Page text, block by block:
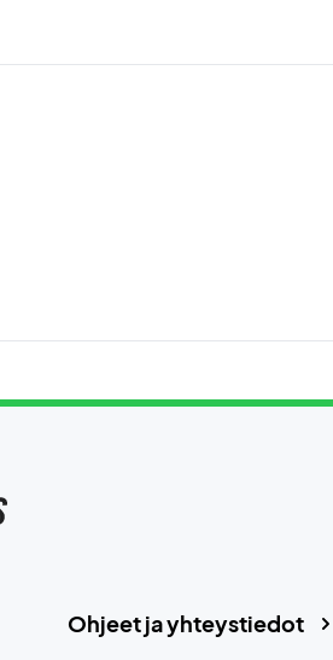
Ohjeet ja yhteystiedot